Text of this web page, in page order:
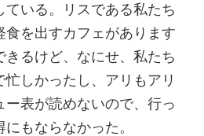
ている。リスである私たち
食を出すカフェがあります
きるけど、なにせ、私たち
しかったし、アリもアリ
ー表が読めないので、行っ
もならなかった。